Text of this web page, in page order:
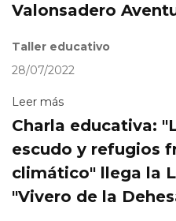
Valonsadero
Taller educativo
28/07/2022
Leer más
Charla educativa:
escudo y refugios
climático" llega la
"Vivero de la